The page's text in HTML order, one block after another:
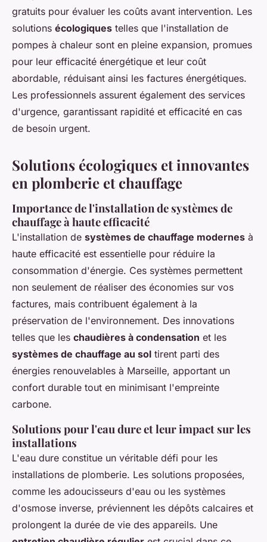
gratuits pour évaluer les coûts avant intervention. Les
solutions écologiques telles que l'installation de
pompes à chaleur sont en pleine expansion, promues
pour leur efficacité énergétique et leur coût
abordable, réduisant ainsi les factures énergétiques.
Les professionnels assurent également des services
d'urgence, garantissant rapidité et efficacité en cas
de besoin urgent.
Solutions écologiques et innovantes
en plomberie et chauffage
Importance de l'installation de systèmes de
chauffage à haute efficacité
L'installation de systèmes de chauffage modernes à
haute efficacité est essentielle pour réduire la
consommation d'énergie. Ces systèmes permettent
non seulement de réaliser des économies sur vos
factures, mais contribuent également à la
préservation de l'environnement. Des innovations
telles que les chaudières à condensation et les
systèmes de chauffage au sol tirent parti des
énergies renouvelables à Marseille, apportant un
confort durable tout en minimisant l'empreinte
carbone.
Solutions pour l'eau dure et leur impact sur les
installations
L'eau dure constitue un véritable défi pour les
installations de plomberie. Les solutions proposées,
comme les adoucisseurs d'eau ou les systèmes
d'osmose inverse, préviennent les dépôts calcaires et
prolongent la durée de vie des appareils. Une